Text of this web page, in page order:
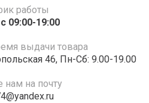
работы
09:00-19:00
выдачи товара
46, Пн-Сб: 9.00-19.00
нам на почту